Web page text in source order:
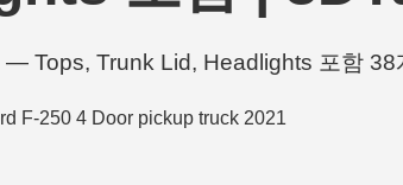
Tops, Trunk Lid, Headlights 포함 38